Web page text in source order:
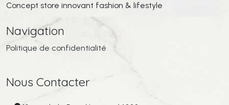
Concept store innovant fashion & lifestyle
Navigation
Politique de confidentialité
Nous Contacter